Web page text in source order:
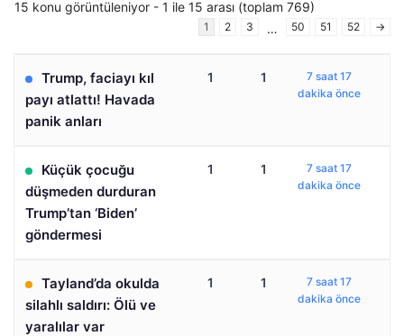
15 konu görüntüleniyor - 1 ile 15 arası (toplam 769)
1 2 3 … 50 51 52 →
Trump, faciayı kıl
payı atlattı! Havada
panik anları
1 1
7 saat 17
dakika önce
Küçük çocuğu
düşmeden durduran
Trump’tan ‘Biden’
göndermesi
1 1
7 saat 17
dakika önce
Tayland’da okulda
silahlı saldırı: Ölü ve
yaralılar var
1 1
7 saat 17
dakika önce